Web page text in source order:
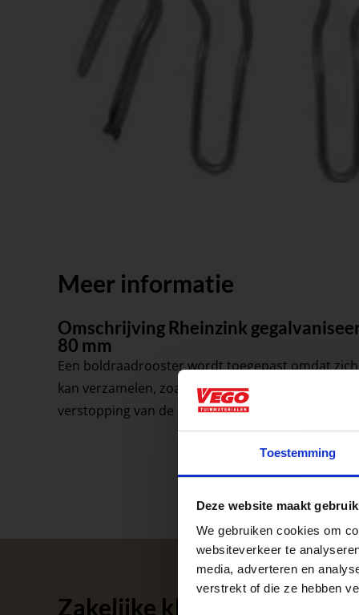
Toestemming
Deze website maakt
We gebruiken cookies om
websiteverkeer te
media, adverteren en
verstrekt of die ze hebben
Meer informatie
Omschrijving Rheinzink
80 mm
Een boldraadrooster wordt toegepast omdat
kan verzamelen, zoals bladeren, takjes en
verstopping van de regenpijp.
Zakelijke klant worden
Aangepaste
op zaterdag.
Afsluiting